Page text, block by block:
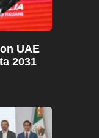
UAE
2031